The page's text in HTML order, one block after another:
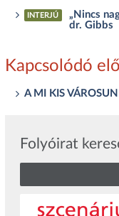
INTERJÚ
„Nincs
dr. Gibbs
Kapcsolódó
A MI KIS
Folyóirat